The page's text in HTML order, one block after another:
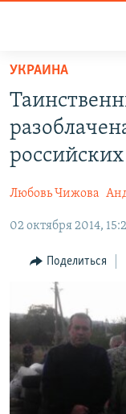
Вернуться
основному
содержанию
Вернутся
главной
Вернутся
поиску
СПЕЦПРОЕКТЫ
ГРУЗ 200
11 ЛЕТ
ВОДА
ЕЩЕ
ИНТЕРАКТИВ
ИНФОГРАФИКА
ТЕЛЕПРОЕКТ
СОВЕТЫ
ПРОПАВШИЕ БЕЗ
ПОБЕДИТЕЛЕЙ НЕ
РАДІО СВОБОДА
КАК ОБОЙТИ
Українською
Qırımtatar
ПРИСОЕДИНЯЙТЕСЬ!
УКРАИНА
Любовь Чижова
02 октября 2014,
Поделиться